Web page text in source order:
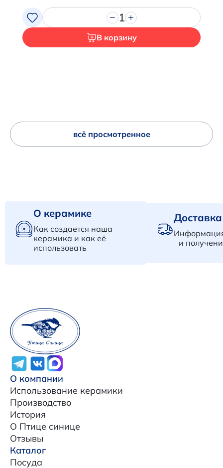
1
В корзину
всё просмотренное
О керамике
Как создается наша
керамика и как её
использовать
и
О компании
Использование керамики
Производство
История
О Птице синице
Отзывы
Каталог
Посуда